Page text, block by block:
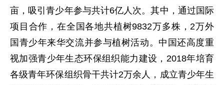
亩，吸引青少年参与共计6亿人次。其中，通过国际
项目合作，在全国各地共植树9832万多株，2万外
国青少年来华交流并参与植树活动。中国还高度重
视加强青少年生态环保组织能力建设，2018年培育
各级青年环保组织骨干共计2万余人，成立青少年生